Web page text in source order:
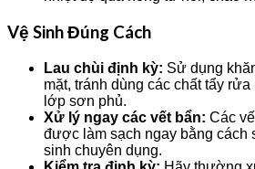
Vệ Sinh Đúng Cách
Lau chùi định kỳ: Sử dụng
mặt, tránh dùng các chất tẩy
lớp sơn phủ.
Xử lý ngay các vết bẩn: Các
được làm sạch ngay bằng cách
sinh chuyên dụng.